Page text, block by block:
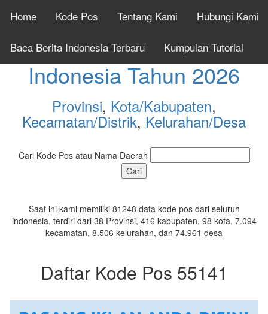
Home Kode Pos Tentang Kami Hubungi Kami
Baca Berita Indonesia Terbaru Kumpulan Tutorial
Cek Kode Pos Seluruh
Indonesia Tahun 2026
Provinsi, Kota/Kabupaten,
Kecamatan/Distrik, Kelurahan/Desa
Cari Kode Pos atau Nama Daerah
Saat ini kami memiliki 81248 data kode pos dari seluruh
indonesia, terdiri dari 38 Provinsi, 416 kabupaten, 98 kota, 7.094
kecamatan, 8.506 kelurahan, dan 74.961 desa
Daftar Kode Pos 55141